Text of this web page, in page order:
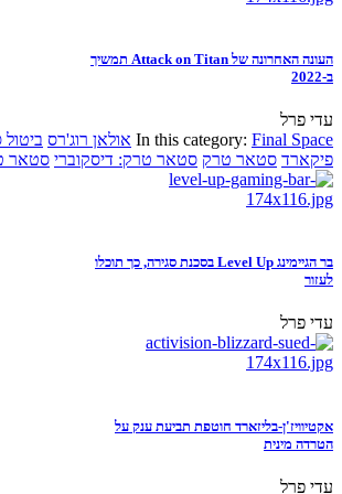
העונה האחרונה של Attack on Titan תמשיך
ב-2022
עדי פרל
In this category: Final Space אולאן רוג'רס
פיקארד סטאר טרק סטאר טרק: דיסקוברי סטאר
בר הגיימינג Level Up בסכנת סגירה, כך תוכלו
לעזור
עדי פרל
אקטיוויז'ן-בליזארד חוטפת תביעת ענק על
הטרדה מינית
עדי פרל